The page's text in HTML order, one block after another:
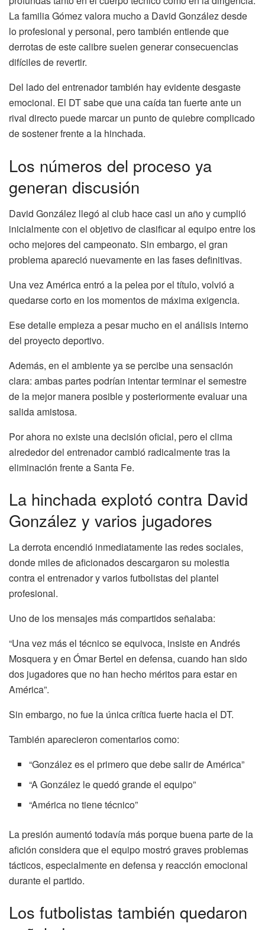
La familia Gómez valora mucho a David González desde
lo profesional y personal, pero también entiende que
derrotas de este calibre suelen generar consecuencias
difíciles de revertir.
Del lado del entrenador también hay evidente desgaste
emocional. El DT sabe que una caída tan fuerte ante un
rival directo puede marcar un punto de quiebre complicado
de sostener frente a la hinchada.
Los números del proceso ya
generan discusión
David González llegó al club hace casi un año y cumplió
inicialmente con el objetivo de clasificar al equipo entre los
ocho mejores del campeonato. Sin embargo, el gran
problema apareció nuevamente en las fases definitivas.
Una vez América entró a la pelea por el título, volvió a
quedarse corto en los momentos de máxima exigencia.
Ese detalle empieza a pesar mucho en el análisis interno
del proyecto deportivo.
Además, en el ambiente ya se percibe una sensación
clara: ambas partes podrían intentar terminar el semestre
de la mejor manera posible y posteriormente evaluar una
salida amistosa.
Por ahora no existe una decisión oficial, pero el clima
alrededor del entrenador cambió radicalmente tras la
eliminación frente a Santa Fe.
La hinchada explotó contra David
González y varios jugadores
La derrota encendió inmediatamente las redes sociales,
donde miles de aficionados descargaron su molestia
contra el entrenador y varios futbolistas del plantel
profesional.
Uno de los mensajes más compartidos señalaba:
“Una vez más el técnico se equivoca, insiste en Andrés
Mosquera y en Ómar Bertel en defensa, cuando han sido
dos jugadores que no han hecho méritos para estar en
América”.
Sin embargo, no fue la única crítica fuerte hacia el DT.
También aparecieron comentarios como:
“González es el primero que debe salir de América”
“A González le quedó grande el equipo”
“América no tiene técnico”
La presión aumentó todavía más porque buena parte de la
afición considera que el equipo mostró graves problemas
tácticos, especialmente en defensa y reacción emocional
durante el partido.
Los futbolistas también quedaron